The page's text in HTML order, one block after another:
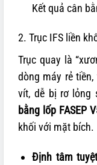
Kết quả cân
2. Trục IFS liền
Trục quay là
dòng máy rẻ
vít, dễ bị rơ lỏng
bằng lốp FASEP
khối với mặt bích.
Định tâm